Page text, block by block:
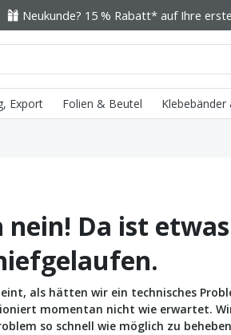
Neukunde? 15 % Rabatt* auf Ihre
Export Folien & Beutel
nein! Da ist etwas
als hätten wir ein technisches
momentan nicht wie erwartet.
so schnell wie möglich zu